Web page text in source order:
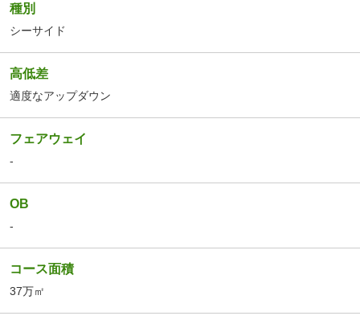
種別
シーサイド
高低差
適度なアップダウン
フェアウェイ
-
OB
-
コース面積
37万㎡